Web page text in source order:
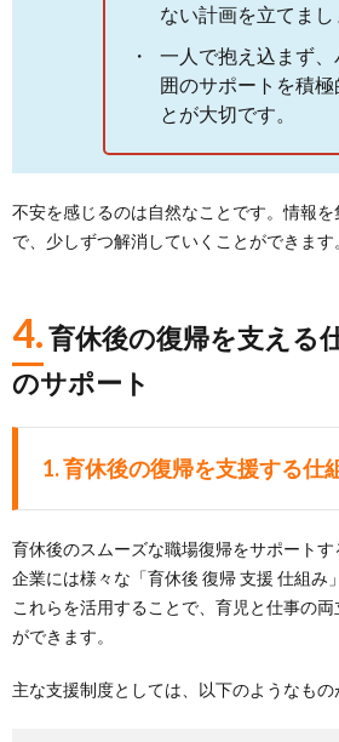
ない計画を立てまし
一人で抱え込まず
囲のサポートを積極
とが大切です。
不安を感じるのは自然なことです。情報
で、少しずつ解消していくことができます
4.育休後の復帰を支える
のサポート
1. 育休後の復帰を支援する仕
育休後のスムーズな職場復帰をサポートす
企業には様々な「育休後 復帰 支援 仕組み
これらを活用することで、育児と仕事の
ができます。
主な支援制度としては、以下のようなもの